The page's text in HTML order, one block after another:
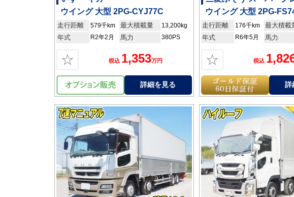
ウイング 大型 2PG-CYJ77C
走行距離 579千km 最大積載量 13,200kg
年式 R2年2月 馬力 380PS
☆ 税込 1,353万円
詳細を見る
ウイング 大型 2PG-
走行距離 176千km 最大積載
年式 R6年5月 馬力
☆ 税込
詳